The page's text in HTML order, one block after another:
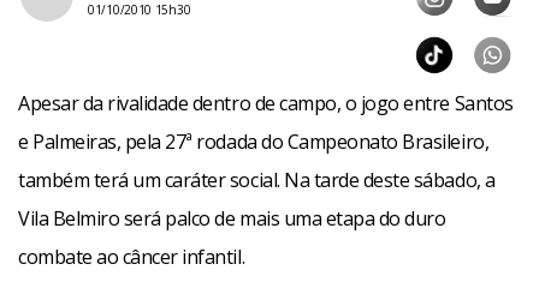
01/10/2010 15h30
Apesar da rivalidade dentro de campo, o jogo entre Santos
e Palmeiras, pela 27ª rodada do Campeonato Brasileiro,
também terá um caráter social. Na tarde deste sábado, a
Vila Belmiro será palco de mais uma etapa do duro
combate ao câncer infantil.